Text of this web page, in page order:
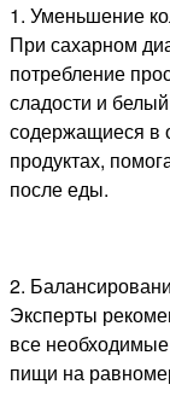
1. Уменьшение
При сахарном
потребление
сладости и
содержащиеся в
продуктах,
после еды.
2.
Эксперты
все
пищи на